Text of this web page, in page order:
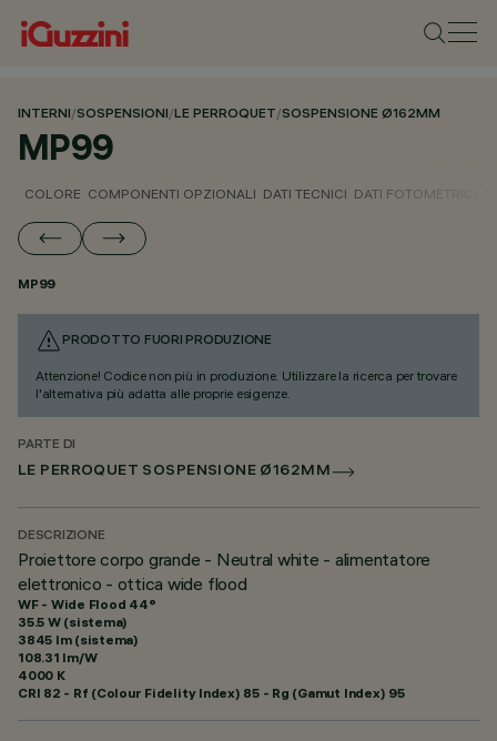
INTERNI/SOSPENSIONI/LE PERROQUET/SOSPENSIONE Ø162MM
MP99
COLORE COMPONENTI OPZIONALI DATI TECNICI DATI FOTOMETRICI
MP99
PRODOTTO FUORI PRODUZIONE
Attenzione! Codice non più in produzione. Utilizzare la ricerca per trovare
l'alternativa più adatta alle proprie esigenze.
PARTE DI
LE PERROQUET SOSPENSIONE Ø162MM
DESCRIZIONE
Proiettore corpo grande - Neutral white - alimentatore
elettronico - ottica wide flood
WF - Wide Flood 44°
35.5 W (sistema)
3845 lm (sistema)
108.31 lm/W
4000 K
CRI 82 - Rf (Colour Fidelity Index) 85 - Rg (Gamut Index) 95